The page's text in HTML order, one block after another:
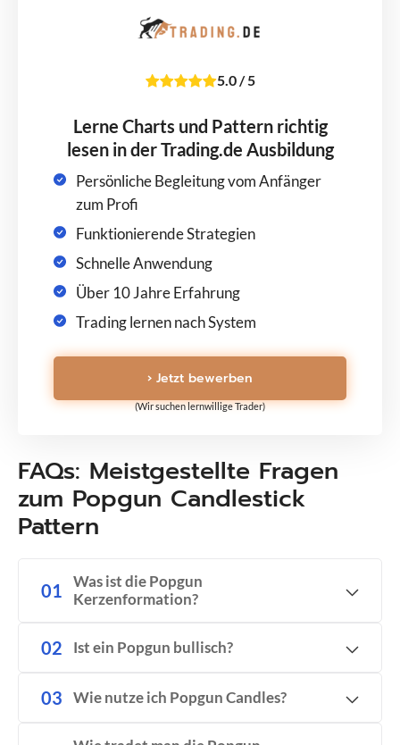
5.0/5
Lerne Charts und Pattern richtig
lesen in der Trading.de Ausbildung
Persönliche Begleitung vom Anfänger
zum Profi
Funktionierende Strategien
Schnelle Anwendung
Über 10 Jahre Erfahrung
Trading lernen nach System
› Jetzt bewerben
(Wir suchen lernwillige Trader)
FAQs: Meistgestellte Fragen
zum Popgun Candlestick
Pattern
Was ist die Popgun
Kerzenformation?
Ist ein Popgun bullisch?
Wie nutze ich Popgun Candles?